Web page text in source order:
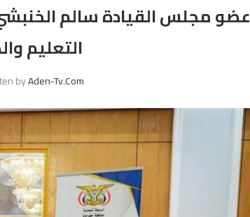
عضو مجلس القيادة سالم
التعليم
byAden-Tv.com